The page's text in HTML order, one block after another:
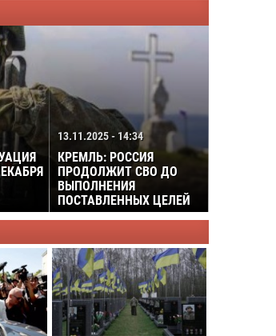
13.11.2025 - 14:34
КРЕМЛЬ: РОССИЯ
ПРОДОЛЖИТ СВО ДО
ВЫПОЛНЕНИЯ
ПОСТАВЛЕННЫХ ЦЕЛЕЙ